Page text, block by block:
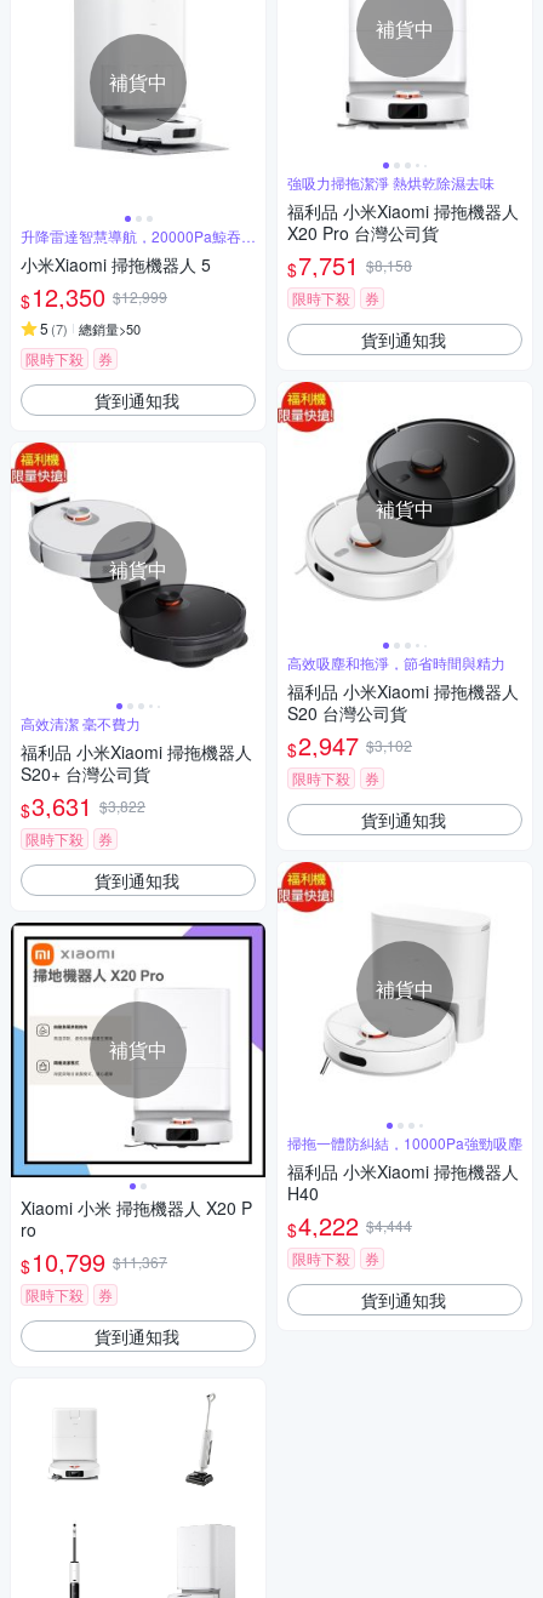
補貨中
升降雷達智慧導航，20000Pa鯨吞吸
力
小米Xiaomi 掃拖機器人 5
$12,350 $12,999
5 (7) 總銷量>50
限時下殺 券
貨到通知我
補貨中
高效清潔 毫不費力
福利品 小米Xiaomi 掃拖機器人
S20+ 台灣公司貨
$3,631 $3,822
限時下殺
券
貨到通知我
補貨中
Xiaomi 小米 掃拖機器人 X20 P
ro
$10,799 $11,367
限時下殺
券
貨到通知我
補貨中
強吸力掃拖潔淨 熱烘乾除濕去味
福利品 小米Xiaomi 掃拖機器人
X20 Pro 台灣公司貨
$7,751 $8,158
限時下殺
券
貨到通知我
補貨中
高效吸塵和拖淨，節省時間與精力
福利品 小米Xiaomi 掃拖機器人
S20 台灣公司貨
$2,947 $3,102
限時下殺
券
貨到通知我
補貨中
掃拖一體防糾結，10000Pa強勁吸塵
福利品 小米Xiaomi 掃拖機器人
H40
$4,222 $4,444
限時下殺
券
貨到通知我